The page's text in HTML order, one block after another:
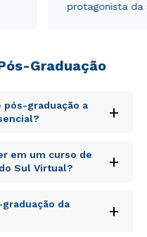
protagonista da
Graduação
graduação a
+
iste natus error sit
laudantium,
quae ab illo inventore
quia
aut fugit, sed quia
em um curso de
Sul Virtual?
+
iste natus error sit
laudantium,
da
+